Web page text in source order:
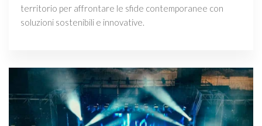
territorio per affrontare le sfide contemporanee con
soluzioni sostenibili e innovative.